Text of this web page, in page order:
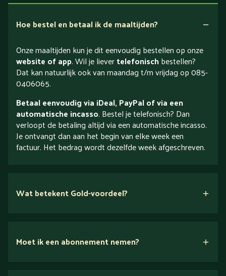
Hoe bestel en betaal ik de maaltijden?
Onze maaltijden kun je dit eenvoudig bestellen op onze
website of app. Wil je lievertelefonischbestellen?
Dat kan natuurlijk ook van maandag t/m vrijdag op 085-
0406065.
Betaal eenvoudig via iDeal, PayPal of via een
automatische incasso. Bestel je telefonisch? Dan
verloopt de betaling altijd via een automatische incasso.
Je ontvangt dan aan het begin van elke week een
factuur. Het bedrag wordt dezelfde week afgeschreven.
Wat betekent Gold-voordeel?
Moet ik een abonnement nemen?